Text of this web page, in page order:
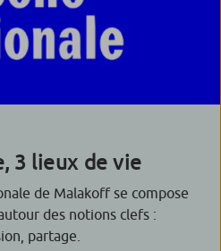
3 lieux de vie
de Malakoff se compose
des notions clefs :
partage.